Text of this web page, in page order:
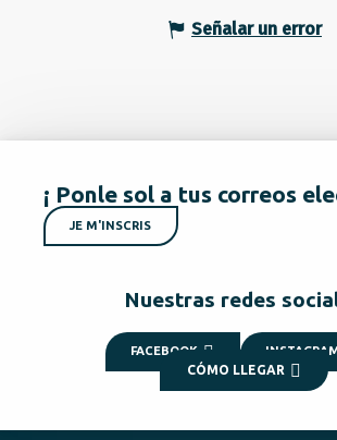
Señalar un error
¡ Ponle sol a tus correos
JE M'INSCRIS
Nuestras redes
FACEBOOK
CÓMO LLEGAR